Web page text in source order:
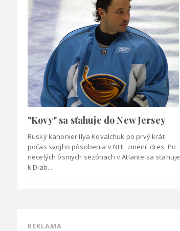
"Kovy" sa sťahuje do New Jersey
Ruský kanonier Ilya Kovalchuk po prvý krát
počas svojho pôsobenia v NHL zmenil dres. Po
necelých ôsmych sezónach v Atlante sa sťahuje
k Diab...
REKLAMA